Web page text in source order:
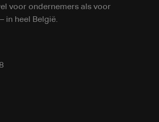
voor ondernemers als voor
in heel België.